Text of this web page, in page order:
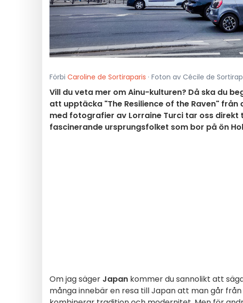
Förbi Caroline de Sortiraparis · Foton av Cécile de
Vill du veta mer om Ainu-kulturen? Då ska du
att upptäcka "The Resilience of the Raven" från
med fotografier av Lorraine Turci tar oss
fascinerande ursprungsfolket som bor på ön
Om jag säger Japan kommer du sannolikt att
många innebär en resa till Japan att man går